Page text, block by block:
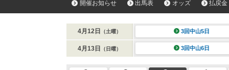
開催お知らせ 出馬表 オッズ 払戻金
4月12日 （土曜） 3回中山5日
4月13日 （日曜） 3回中山6日